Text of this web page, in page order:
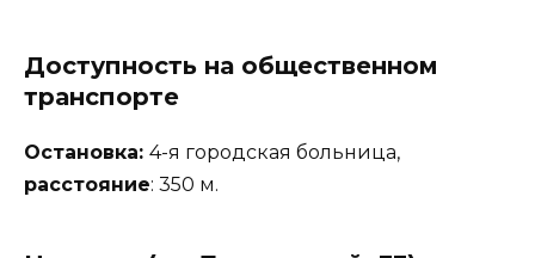
Доступность на общественном
транспорте
Остановка: 4-я городская больница,
расстояние: 350 м.